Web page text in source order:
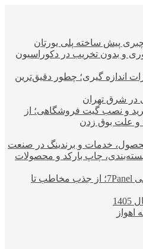
پیش ساخته پلی یورتان
و بدون تخریب در دکوراسیون
اندازه گیری؛ چطور دقیق‌ترین
در شرق تهران
و نصب گیت فروشگاهی؛ از
و علت بوق زدن
خدمات و برندینگ در صنعت
چاپ بارکد و محصولات
خدمات شبکه‌های اجتماعی 7Panel؛ از جذب مخاطب تا
اهواز